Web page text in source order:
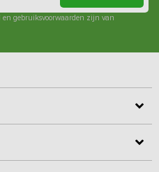
en gebruiksvoorwaarden zijn van